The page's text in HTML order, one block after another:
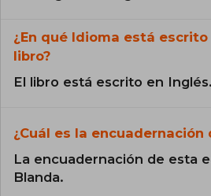
¿En qué Idioma está escrito
libro?
El libro está escrito en Inglés.
¿Cuál es la encuadernación
La encuadernación de esta
Blanda.